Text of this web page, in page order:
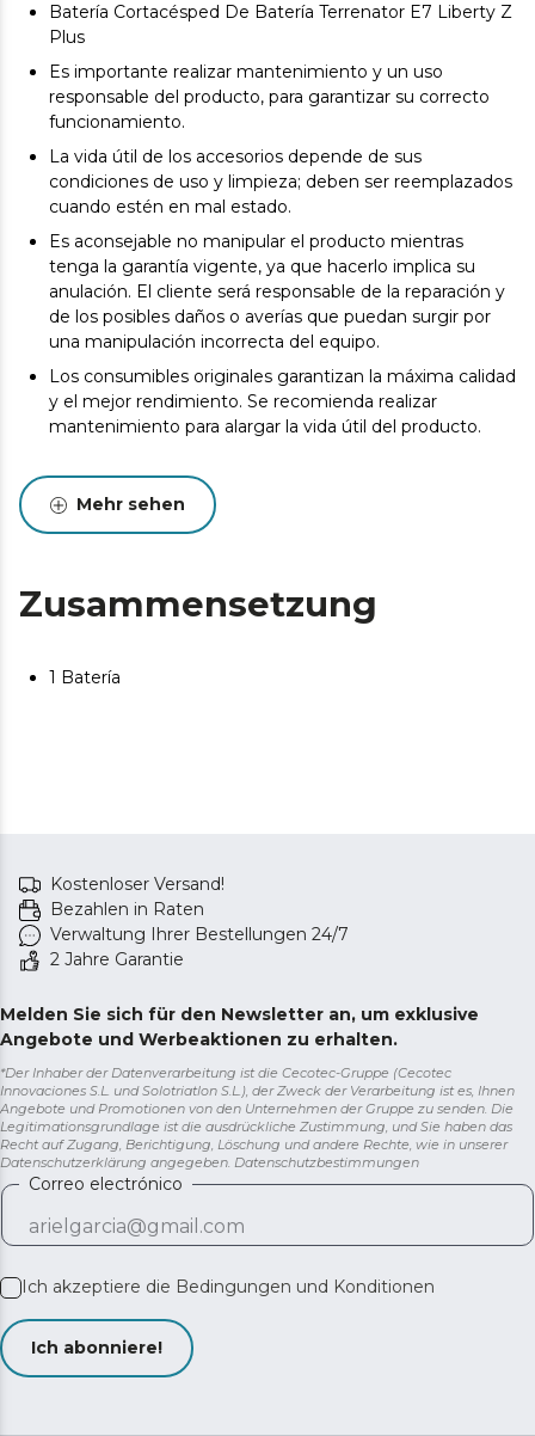
Batería Cortacésped De Batería Terrenator E7 Liberty Z
Plus
Es importante realizar mantenimiento y un uso
responsable del producto, para garantizar su correcto
funcionamiento.
La vida útil de los accesorios depende de sus
condiciones de uso y limpieza; deben ser reemplazados
cuando estén en mal estado.
Es aconsejable no manipular el producto mientras
tenga la garantía vigente, ya que hacerlo implica su
anulación. El cliente será responsable de la reparación y
de los posibles daños o averías que puedan surgir por
una manipulación incorrecta del equipo.
Los consumibles originales garantizan la máxima calidad
y el mejor rendimiento. Se recomienda realizar
mantenimiento para alargar la vida útil del producto.
Mehr sehen
Zusammensetzung
1 Batería
Kostenloser Versand!
Bezahlen in Raten
Verwaltung Ihrer Bestellungen 24/7
2 Jahre Garantie
Melden Sie sich für den Newsletter an, um exklusive
Angebote und Werbeaktionen zu erhalten.
*Der Inhaber der Datenverarbeitung ist die Cecotec-Gruppe (Cecotec
Innovaciones S.L. und Solotriatlon S.L.), der Zweck der Verarbeitung ist es, Ihnen
Angebote und Promotionen von den Unternehmen der Gruppe zu senden. Die
Legitimationsgrundlage ist die ausdrückliche Zustimmung, und Sie haben das
Recht auf Zugang, Berichtigung, Löschung und andere Rechte, wie in unserer
Datenschutzerklärung angegeben. Datenschutzbestimmungen
Correo electrónico
Ich akzeptiere die Bedingungen und Konditionen
Ich abonniere!